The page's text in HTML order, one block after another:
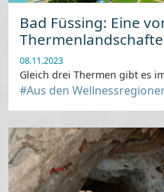
Bad Füssing: Eine
08.11.2023
Gleich drei Thermen gibt es
#Aus den